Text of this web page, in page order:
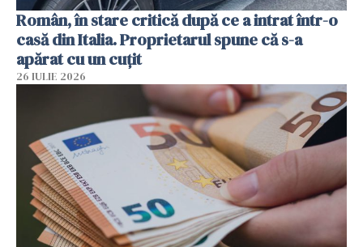
Român, în stare critică după ce a intrat într-o
casă din Italia. Proprietarul spune că s-a
apărat cu un cuțit
26 IULIE 2026